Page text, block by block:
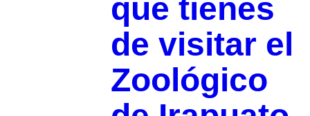
que tienes
de visitar el
Zoológico